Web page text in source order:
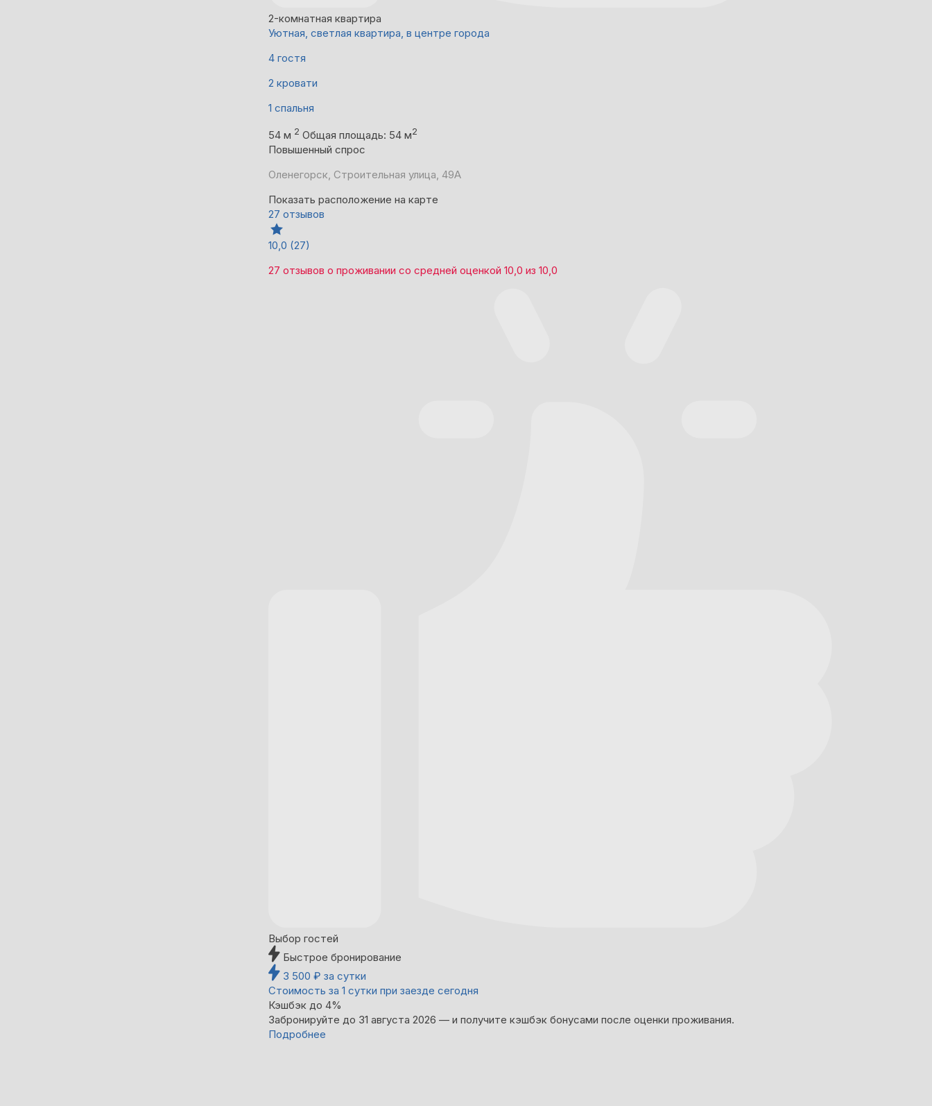
2-комнатная квартира
Уютная, светлая квартира, в центре города
4 гостя
2 кровати
1 спальня
54 м 2 Общая площадь: 54 м2
Повышенный спрос
Оленегорск, Строительная улица, 49А
Показать расположение на карте
27 отзывов
10,0 (27)
27 отзывов о проживании со средней оценкой 10,0 из 10,0
Выбор гостей
Быстрое бронирование
3 500 ₽ за сутки
Стоимость за 1 сутки при заезде сегодня
Кэшбэк до 4%
Забронируйте до 31 августа 2026 — и получите кэшбэк бонусами после оценки проживания.
Подробнее